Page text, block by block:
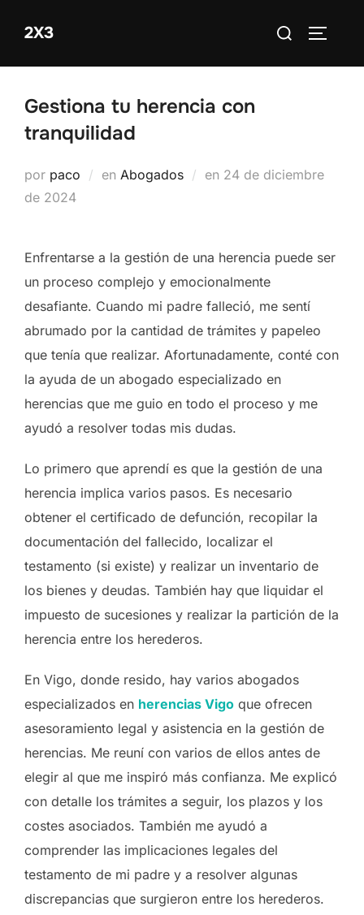
2X3 Buscar:
Gestiona tu herencia con
tranquilidad
por paco en Abogados en Publicado
24 de diciembre
de 2024
Enfrentarse a la gestión de una herencia puede ser
un proceso complejo y emocionalmente
desafiante. Cuando mi padre falleció, me sentí
abrumado por la cantidad de trámites y papeleo
que tenía que realizar. Afortunadamente, conté con
la ayuda de un abogado especializado en
herencias que me guio en todo el proceso y me
ayudó a resolver todas mis dudas.
Lo primero que aprendí es que la gestión de una
herencia implica varios pasos. Es necesario
obtener el certificado de defunción, recopilar la
documentación del fallecido, localizar el
testamento (si existe) y realizar un inventario de
los bienes y deudas. También hay que liquidar el
impuesto de sucesiones y realizar la partición de la
herencia entre los herederos.
En Vigo, donde resido, hay varios abogados
especializados en herencias Vigo que ofrecen
asesoramiento legal y asistencia en la gestión de
herencias. Me reuní con varios de ellos antes de
elegir al que me inspiró más confianza. Me explicó
con detalle los trámites a seguir, los plazos y los
costes asociados. También me ayudó a
comprender las implicaciones legales del
testamento de mi padre y a resolver algunas
discrepancias que surgieron entre los herederos.